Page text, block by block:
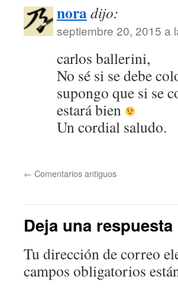
noradijo:
septiembre 20, 2015 a
carlos ballerini,
No sé si se debe
supongo que si se
estará bien
Un cordial saludo.
← Comentarios antiguos
Deja una respuesta
Tu dirección de correo
campos obligatorios